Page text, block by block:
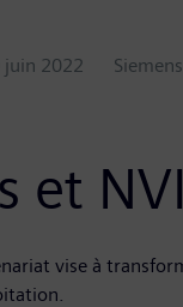
juin 2022
et
vise à